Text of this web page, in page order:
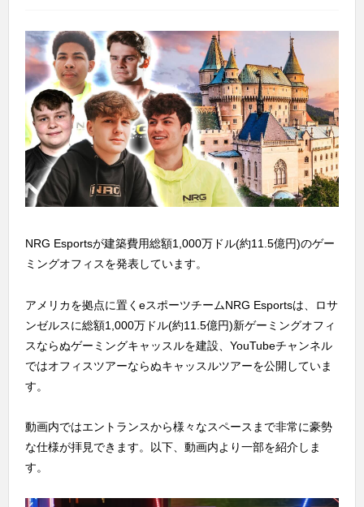
NRG Esportsが建築費用総額1,000万ドル(約11.5億円)のゲー
ミングオフィスを発表しています。
アメリカを拠点に置くeスポーツチームNRG Esportsは、ロサ
ンゼルスに総額1,000万ドル(約11.5億円)新ゲーミングオフィ
スならぬゲーミングキャッスルを建設、YouTubeチャンネル
ではオフィスツアーならぬキャッスルツアーを公開していま
す。
動画内ではエントランスから様々なスペースまで非常に豪勢
な仕様が拝見できます。以下、動画内より一部を紹介しま
す。